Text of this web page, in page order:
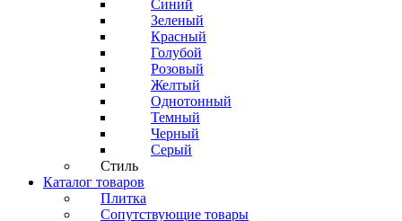
Синий
Зеленый
Красный
Голубой
Розовый
Желтый
Однотонный
Темный
Черный
Серый
Стиль
Каталог товаров
Плитка
Сопутствующие товары